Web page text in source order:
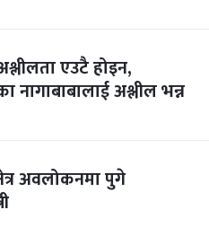
एउटै होइन,
नागाबाबालाई अश्लील भन्न
अवलोकनमा पुगे